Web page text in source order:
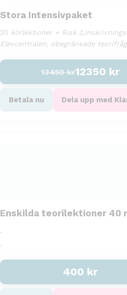
Stora Intensivpaket
20 körlektioner + Risk
Elevcentralen, obegränsade
13450kr12350 kr
Betala nu Dela upp med
Enskilda teorilektioner 40
.
.
400 kr